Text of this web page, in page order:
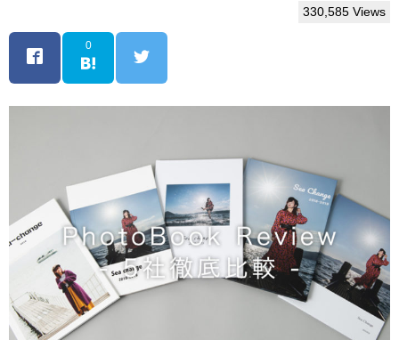
330,585 Views
0